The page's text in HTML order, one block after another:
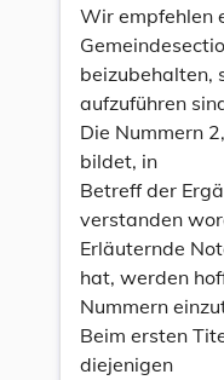
Wir empfehlen
beizubehalten,
aufzuführen
Die Nummern
bildet, in
Betreff der
verstanden
Erläuternde
hat, werden
Nummern
Beim ersten
diejenigen